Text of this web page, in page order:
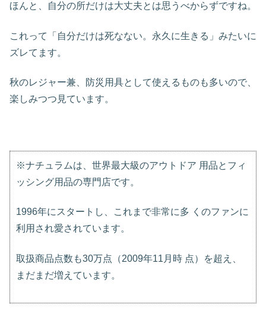
ほんと、自分の所だけは大丈夫とは思うべからずですね。
これって「自分だけは死なない。永久に生きる」みたいに
ズレてます。
秋のレジャー兼、防災用具として使えるものも多いので、
楽しみつつ見ています。
※ナチュラムは、世界最大級のアウトドア 用品とフィ
ッシング用品の専門店です。
1996年にスタートし、これまで非常に多 くのファンに
利用され愛されています。
取扱商品点数も30万点（2009年11月時 点）を超え、
まだまだ増えています。